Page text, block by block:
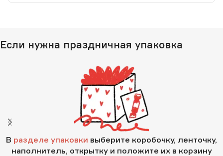
Если нужна праздничная упаковка
В разделе упаковки выберите коробочку, ленточку,
наполнитель, открытку и положите их в корзину